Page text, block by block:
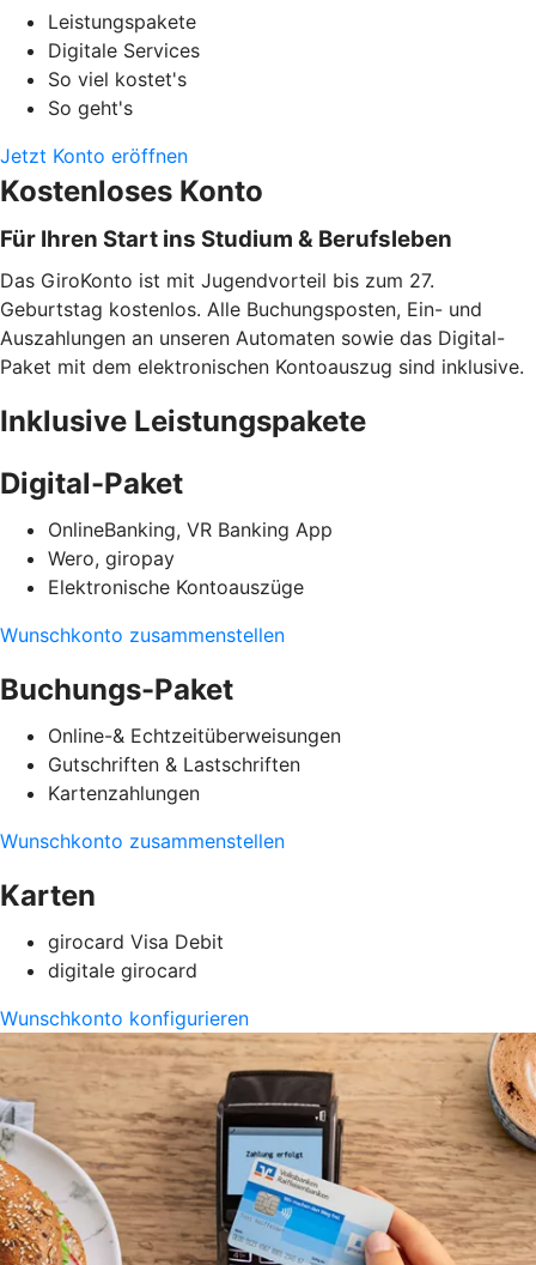
Leistungspakete
Digitale Services
So viel kostet's
So geht's
Jetzt Konto eröffnen
Kostenloses Konto
Für Ihren Start ins Studium & Berufsleben
Das GiroKonto ist mit Jugendvorteil bis zum 27.
Geburtstag kostenlos. Alle Buchungsposten, Ein- und
Auszahlungen an unseren Automaten sowie das Digital-
Paket mit dem elektronischen Kontoauszug sind inklusive.
Inklusive Leistungspakete
Digital-Paket
OnlineBanking, VR Banking App
Wero, giropay
Elektronische Kontoauszüge
Wunschkonto zusammenstellen
Buchungs-Paket
Online-& Echtzeitüberweisungen
Gutschriften & Lastschriften
Kartenzahlungen
Wunschkonto zusammenstellen
Karten
girocard Visa Debit
digitale girocard
Wunschkonto konfigurieren